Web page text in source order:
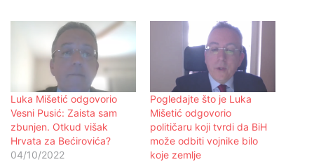
Luka Mišetić odgovorio
Vesni Pusić: Zaista sam
zbunjen. Otkud višak
Hrvata za Bećirovića?
04/10/2022
Pogledajte što je Luka
Mišetić odgovorio
političaru koji tvrdi da BiH
može odbiti vojnike bilo
koje zemlje